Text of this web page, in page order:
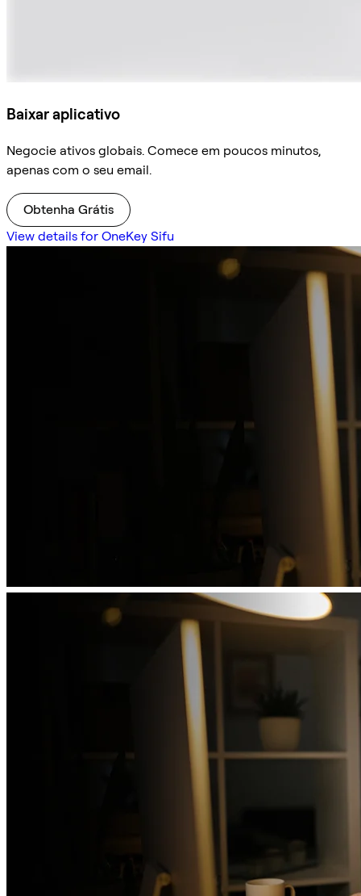
Baixar aplicativo
Negocie ativos globais. Comece em poucos minutos,
apenas com o seu email.
Obtenha Grátis
View details for OneKey Sifu